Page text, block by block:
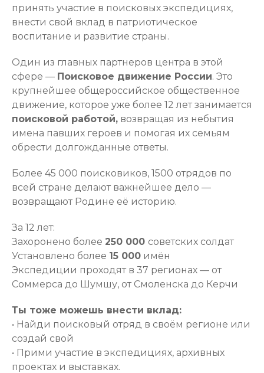
принять участие в поисковых экспедициях,
внести свой вклад в патриотическое
воспитание и развитие страны.
Один из главных партнеров центра в этой
сфере — Поисковое движение России. Это
крупнейшее общероссийское общественное
движение, которое уже более 12 лет занимается
поисковой работой, возвращая из небытия
имена павших героев и помогая их семьям
обрести долгожданные ответы.
Более 45 000 поисковиков, 1500 отрядов по
всей стране делают важнейшее дело —
возвращают Родине её историю.
За 12 лет:
Захоронено более 250 000 советских солдат
Установлено более 15 000 имён
Экспедиции проходят в 37 регионах — от
Соммерса до Шумшу, от Смоленска до Керчи
Ты тоже можешь внести вклад:
• Найди поисковый отряд в своём регионе или
создай свой
• Прими участие в экспедициях, архивных
проектах и выставках.